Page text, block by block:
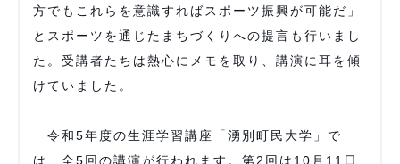
方でもこれらを意識すればスポーツ振興が可能だ」
とスポーツを通じたまちづくりへの提言も行いまし
た。受講者たちは熱心にメモを取り、講演に耳を傾
けていました。
令和5年度の生涯学習講座「湧別町民大学」で
は、全5回の講演が行われます。第2回は10月11日